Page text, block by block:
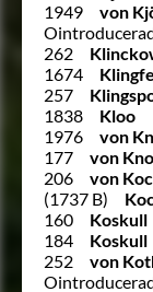
1949
von
262
1674
257
1838
Kloo
1976
von
177
von
206
von
(1737 B)
160
Koskull
184
Koskull
252
von